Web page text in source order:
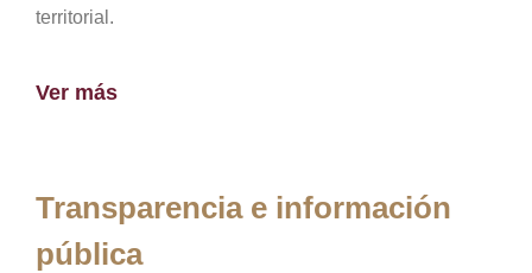
territorial.
Ver más
Transparencia e información
pública